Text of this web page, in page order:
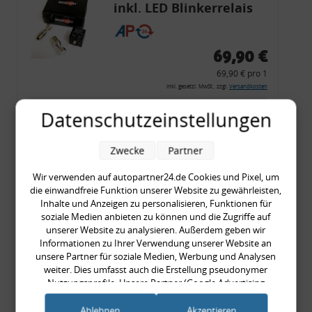
inkl. LED Blinkerrelais
CF 14
69,90 €
69,90 € pro 1
inkl. gesetzl. MwSt., zzgl. Versandkosten
Merkzettel
Rückleuchtenband mit
Blinker, rot, US-Ecken,
Audi 80 Cabrio, Typ 89,
OE-Nr.: 8G0945225 +
8G0945225C
999,99 €
999,99 € pro 1
Datenschutzeinstellungen
Wir verwenden auf autopartner24.de Cookies und Pixel, um
die einwandfreie Funktion unserer Website zu gewährleisten,
Inhalte und Anzeigen zu personalisieren, Funktionen für
soziale Medien anbieten zu können und die Zugriffe auf
unserer Website zu analysieren. Außerdem geben wir
Informationen zu Ihrer Verwendung unserer Website an
unsere Partner für soziale Medien, Werbung und Analysen
weiter. Dies umfasst auch die Erstellung pseudonymer
Nutzungsprofile. Unsere Partner (Google Advertising
Products) führen diese Informationen möglicherweise mit
weiteren Daten zusammen, die Sie ihnen bereitgestellt haben
Zwecke Partner